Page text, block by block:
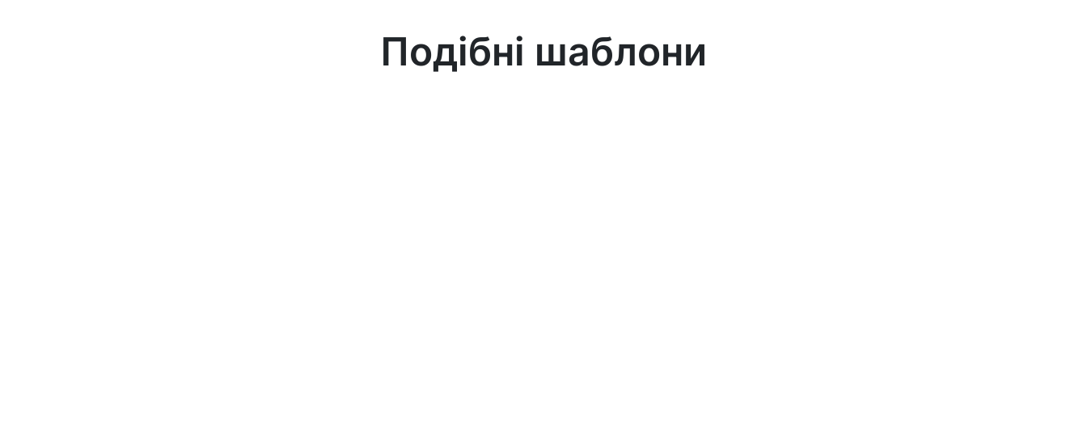
Подібні шаблони